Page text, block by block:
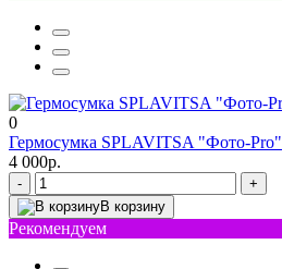
0
Гермосумка SPLAVITSA "Фото-Pro"
4 000р.
-
+
В корзину
Рекомендуем